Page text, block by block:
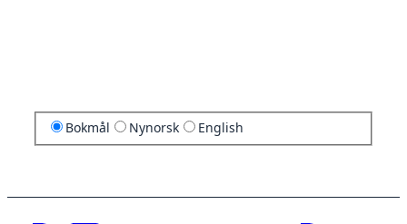
Bokmål Nynorsk English